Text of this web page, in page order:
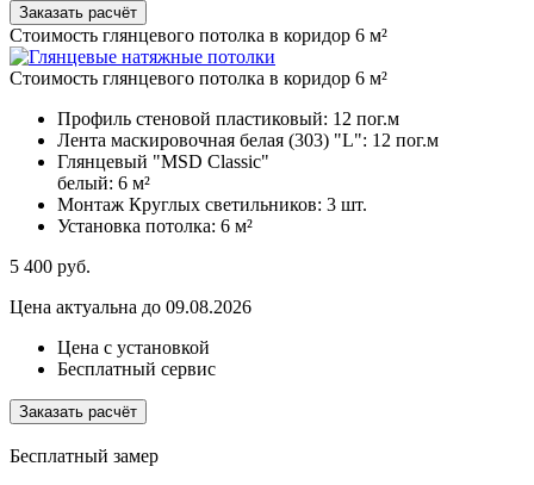
Заказать расчёт
Стоимость глянцевого потолка в коридор 6 м²
Стоимость глянцевого потолка в коридор 6 м²
Профиль стеновой пластиковый: 12 пог.м
Лента маскировочная белая (303) "L": 12 пог.м
Глянцевый "MSD Classic"
белый: 6 м²
Монтаж Круглых светильников: 3 шт.
Установка потолка: 6 м²
5 400 руб.
Цена актуальна до 09.08.2026
Цена с установкой
Бесплатный сервис
Заказать расчёт
Бесплатный замер